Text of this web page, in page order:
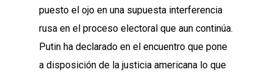
puesto el ojo en una supuesta interferencia
rusa en el proceso electoral que aun continúa.
Putin ha declarado en el encuentro que pone
a disposición de la justicia americana lo que